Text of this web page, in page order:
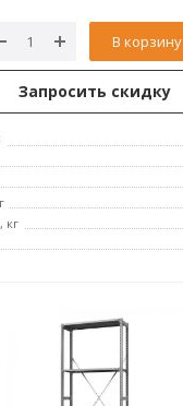
В корзину
Запросить скидку
кг